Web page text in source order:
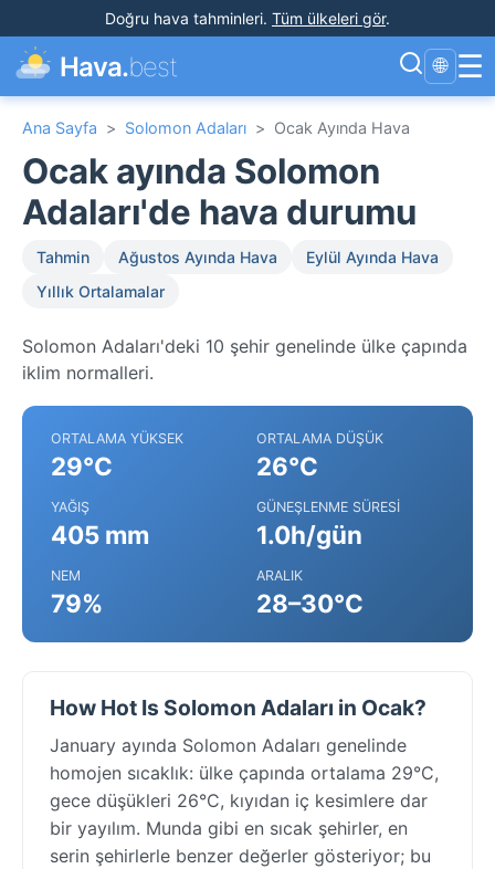
Doğru hava tahminleri. Tüm ülkeleri gör.
Hava.best 🌐 ☰
Ana Sayfa > Solomon Adaları > Ocak Ayında Hava
Ocak ayında Solomon
Adaları'de hava durumu
Tahmin Ağustos Ayında Hava
Eylül Ayında Hava
Yıllık Ortalamalar
Solomon Adaları'deki 10 şehir genelinde ülke çapında
iklim normalleri.
ORTALAMA YÜKSEK
29°C
ORTALAMA DÜŞÜK
26°C
YAĞIŞ
405 mm
GÜNEŞLENME SÜRESI
1.0h/gün
NEM
79%
ARALIK
28–30°C
How Hot Is Solomon Adaları in Ocak?
January ayında Solomon Adaları genelinde
homojen sıcaklık: ülke çapında ortalama 29°C,
gece düşükleri 26°C, kıyıdan iç kesimlere dar
bir yayılım. Munda gibi en sıcak şehirler, en
serin şehirlerle benzer değerler gösteriyor; bu